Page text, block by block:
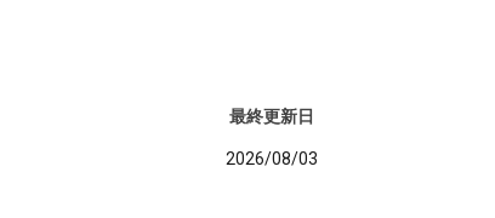
最終更新日
2026/08/03